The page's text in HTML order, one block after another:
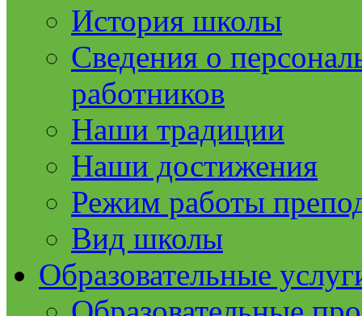
История школы
Сведения о
работников
Наши традиции
Наши достижения
Режим работы
Вид школы
Образовательные